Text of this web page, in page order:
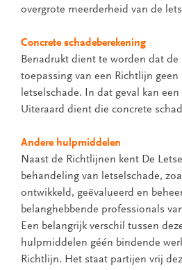
overgrote meerderheid van de
Concrete schadeberekening
Benadrukt dient te worden dat
toepassing van een Richtlijn
letselschade. In dat geval kan een
Uiteraard dient die concrete
Andere hulpmiddelen
Naast de Richtlijnen kent De
behandeling van letselschade,
ontwikkeld, geëvalueerd en
belanghebbende professionals
Een belangrijk verschil tussen
hulpmiddelen géén bindende
Richtlijn. Het staat partijen vrij